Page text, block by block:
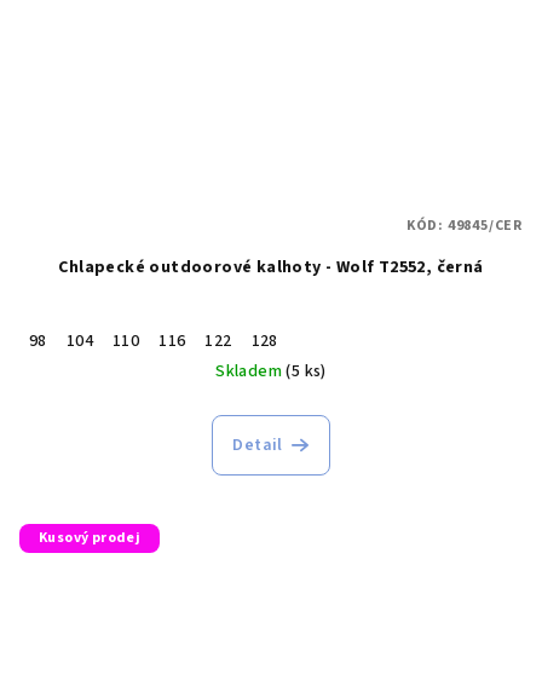
Chlapecké outdoorové kalhoty - Wolf T2552, černá
98 104 110 116 122
128
Skladem(5 ks)
Detail
KÓD: 49845/CER
Kusový prodej